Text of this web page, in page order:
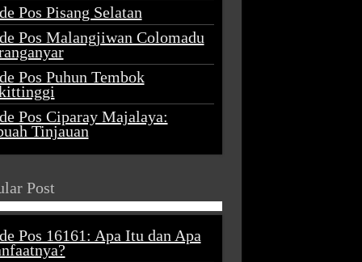
Pos Pisang Selatan
Pos Malangjiwan Colomadu
Pos Puhun Tembok
Pos Ciparay Majalaya:
Tinjauan
Post
Pos 16161: Apa Itu dan Apa